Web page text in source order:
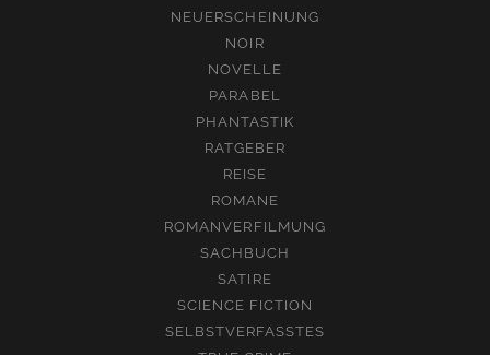
NEUERSCHEINUNG
NOIR
NOVELLE
PARABEL
PHANTASTIK
RATGEBER
REISE
ROMANE
ROMANVERFILMUNG
SACHBUCH
SATIRE
SCIENCE FICTION
SELBSTVERFASSTES